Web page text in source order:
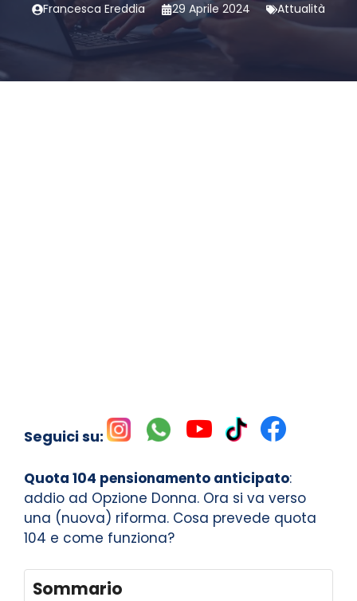
Francesca Ereddia 29 Aprile 2024 Attualità
Seguici su:
Quota 104 pensionamento anticipato:
addio ad Opzione Donna. Ora si va verso
una (nuova) riforma. Cosa prevede quota
104 e come funziona?
Sommario